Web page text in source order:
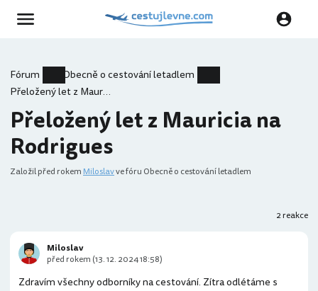
Fórum
Obecně o cestování letadlem
Přeložený let z Mauricia na Rodrigues
Přeložený let z Mauricia na
Rodrigues
Založilpřed rokem Miloslavve fóru Obecně o cestování letadlem
2 reakce
Zdravím všechny odborníky na cestování. Zítra odlétáme s
Miloslav
před rokem (13. 12. 2024 18:58)